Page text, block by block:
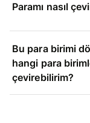
Paramı nasıl
Bu para birimi
hangi para
çevirebilirim?